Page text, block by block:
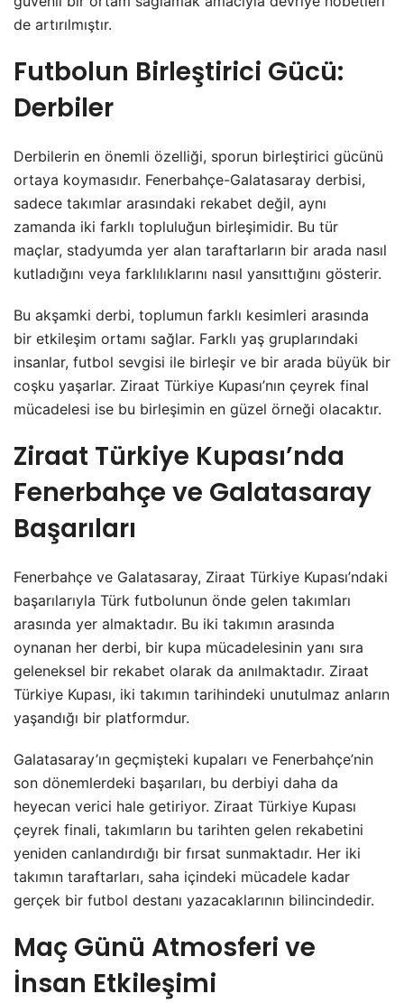
de artırılmıştır.
Futbolun Birleştirici Gücü:
Derbiler
Derbilerin en önemli özelliği, sporun birleştirici gücünü
ortaya koymasıdır. Fenerbahçe-Galatasaray derbisi,
sadece takımlar arasındaki rekabet değil, aynı
zamanda iki farklı topluluğun birleşimidir. Bu tür
maçlar, stadyumda yer alan taraftarların bir arada nasıl
kutladığını veya farklılıklarını nasıl yansıttığını gösterir.
Bu akşamki derbi, toplumun farklı kesimleri arasında
bir etkileşim ortamı sağlar. Farklı yaş gruplarındaki
insanlar, futbol sevgisi ile birleşir ve bir arada büyük bir
coşku yaşarlar. Ziraat Türkiye Kupası’nın çeyrek final
mücadelesi ise bu birleşimin en güzel örneği olacaktır.
Ziraat Türkiye Kupası’nda
Fenerbahçe ve Galatasaray
Başarıları
Fenerbahçe ve Galatasaray, Ziraat Türkiye Kupası’ndaki
başarılarıyla Türk futbolunun önde gelen takımları
arasında yer almaktadır. Bu iki takımın arasında
oynanan her derbi, bir kupa mücadelesinin yanı sıra
geleneksel bir rekabet olarak da anılmaktadır. Ziraat
Türkiye Kupası, iki takımın tarihindeki unutulmaz anların
yaşandığı bir platformdur.
Galatasaray’ın geçmişteki kupaları ve Fenerbahçe’nin
son dönemlerdeki başarıları, bu derbiyi daha da
heyecan verici hale getiriyor. Ziraat Türkiye Kupası
çeyrek finali, takımların bu tarihten gelen rekabetini
yeniden canlandırdığı bir fırsat sunmaktadır. Her iki
takımın taraftarları, saha içindeki mücadele kadar
gerçek bir futbol destanı yazacaklarının bilincindedir.
Maç Günü Atmosferi ve
İnsan Etkileşimi